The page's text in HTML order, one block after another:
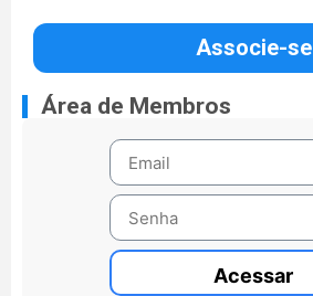
Associe-se
Área de Membros
Acessar